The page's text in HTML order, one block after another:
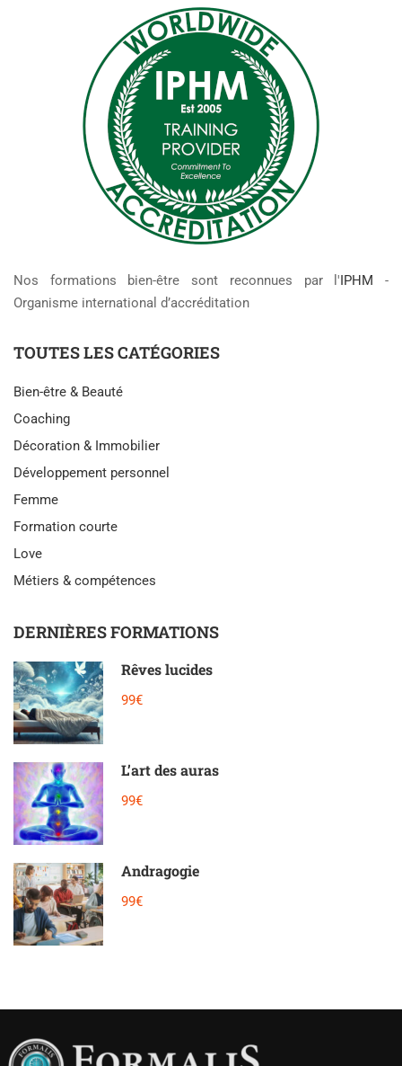
Nos formations bien-être sont reconnues par l'IPHM -
Organisme international d’accréditation
TOUTES LES CATÉGORIES
Bien-être & Beauté
Coaching
Décoration & Immobilier
Développement personnel
Femme
Formation courte
Love
Métiers & compétences
DERNIÈRES FORMATIONS
Rêves lucides
99€
L’art des auras
99€
Andragogie
99€